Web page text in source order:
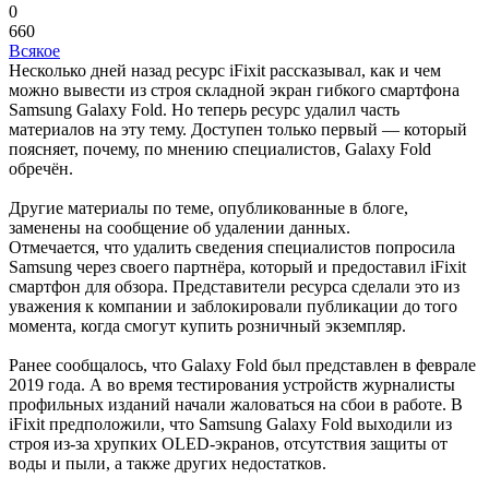
0
660
Всякое
Несколько дней назад ресурс iFixit рассказывал, как и чем
можно вывести из строя складной экран гибкого смартфона
Samsung Galaxy Fold. Но теперь ресурс удалил часть
материалов на эту тему. Доступен только первый — который
поясняет, почему, по мнению специалистов, Galaxy Fold
обречён.
Другие материалы по теме, опубликованные в блоге,
заменены на сообщение об удалении данных.
Отмечается, что удалить сведения специалистов попросила
Samsung через своего партнёра, который и предоставил iFixit
смартфон для обзора. Представители ресурса сделали это из
уважения к компании и заблокировали публикации до того
момента, когда смогут купить розничный экземпляр.
Ранее сообщалось, что Galaxy Fold был представлен в феврале
2019 года. А во время тестирования устройств журналисты
профильных изданий начали жаловаться на сбои в работе. В
iFixit предположили, что Samsung Galaxy Fold выходили из
строя из-за хрупких OLED-экранов, отсутствия защиты от
воды и пыли, а также других недостатков.